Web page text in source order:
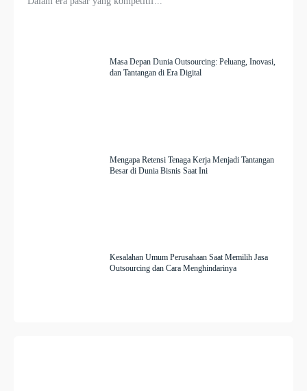
Masa Depan Dunia Outsourcing: Peluang, Inovasi,
dan Tantangan di Era Digital
Mengapa Retensi Tenaga Kerja Menjadi Tantangan
Besar di Dunia Bisnis Saat Ini
Kesalahan Umum Perusahaan Saat Memilih Jasa
Outsourcing dan Cara Menghindarinya